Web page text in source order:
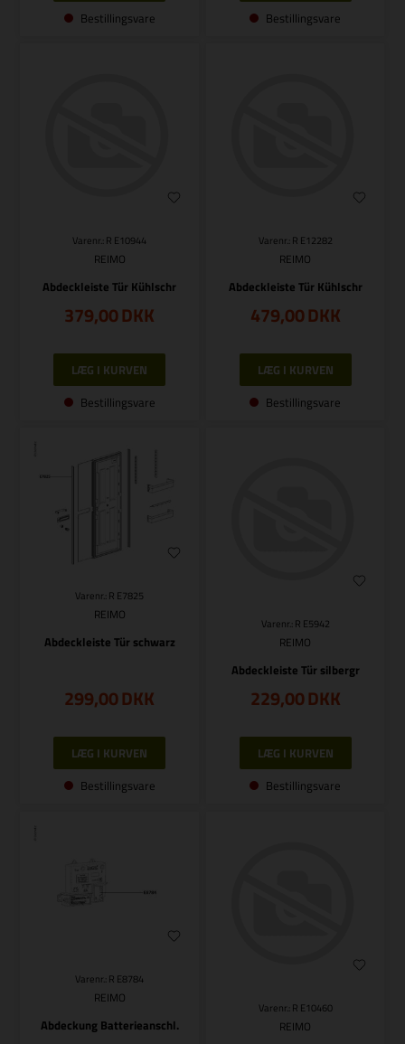
Bestillingsvare Bestillingsvare
Varenr.: R E10944
REIMO
Abdeckleiste Tür Kühlschr
379,00DKK
Bestillingsvare
Varenr.: R E12282
REIMO
Abdeckleiste Tür Kühlschr
479,00DKK
Bestillingsvare
Varenr.: R E7825
REIMO
Abdeckleiste Tür schwarz
299,00DKK
Bestillingsvare
Varenr.: R E5942
REIMO
Abdeckleiste Tür silbergr
229,00DKK
Bestillingsvare
Varenr.: R E8784
REIMO
Abdeckung Batterieanschl.
Varenr.: R E10460
REIMO